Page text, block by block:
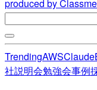
produced by
TrendingAWSClaude
社説明会勉強会事例